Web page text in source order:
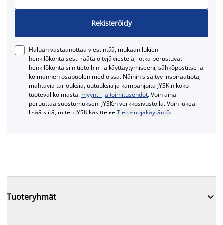
Rekisteröidy
Haluan vastaanottaa viestintää, mukaan lukien
henkilökohtaisesti räätälöityjä viestejä, jotka perustuvat
henkilökohtaisiin tietoihini ja käyttäytymiseeni, sähköpostitse ja
kolmannen osapuolen medioissa. Näihin sisältyy inspiraatiota,
mahtavia tarjouksia, uutuuksia ja kampanjoita JYSK:n koko
tuotevalikoimasta. myynti- ja toimitusehdot. Voin aina
peruuttaa suostumukseni JYSK:n verkkosivustolla. Voin lukea
lisää siitä, miten JYSK käsitteleeTietosuojakäytäntö.
Tuoteryhmät 